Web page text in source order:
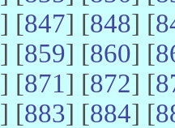
] [847] [848] [
] [859] [860] [
] [871] [872] [
] [883] [884] [